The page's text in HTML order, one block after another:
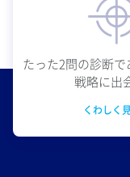
たった2問の診断で
戦略に出
くわしく